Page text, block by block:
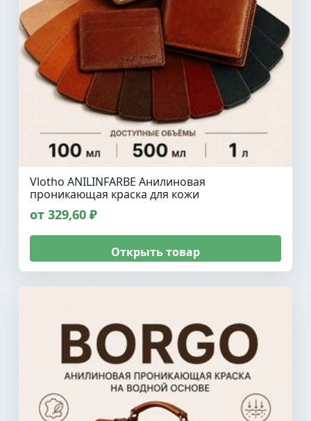
Vlotho ANILINFARBE Анилиновая
проникающая краска для кожи
от 329,60 ₽
Открыть товар